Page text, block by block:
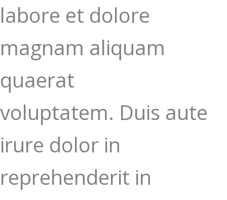
labore et dolore
magnam aliquam
quaerat
voluptatem. Duis aute
irure dolor in
reprehenderit in